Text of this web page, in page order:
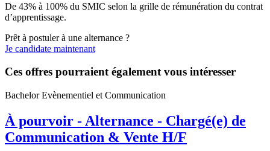
De 43% à 100% du SMIC selon la grille de rémunération du contrat
d’apprentissage.
Prêt à postuler à une alternance ?
Je candidate maintenant
Ces offres pourraient également vous intéresser
Bachelor Evènementiel et Communication
À pourvoir - Alternance - Chargé(e) de
Communication & Vente H/F